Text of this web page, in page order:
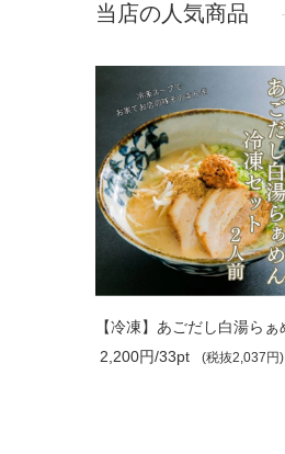
当店の人気商品
2,200円/33pt
(税抜2,037円)